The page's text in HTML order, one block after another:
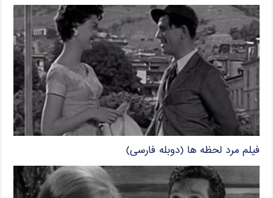
فیلم مرد لحظه ها (دوبله فارسی)